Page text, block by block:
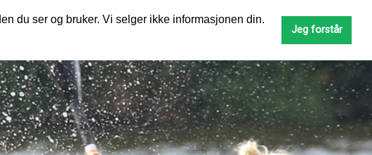
du ser og bruker. Vi selger ikke informasjonen din.
Jeg forstår
SØK